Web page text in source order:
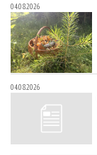
04.08.2026
04.08.2026